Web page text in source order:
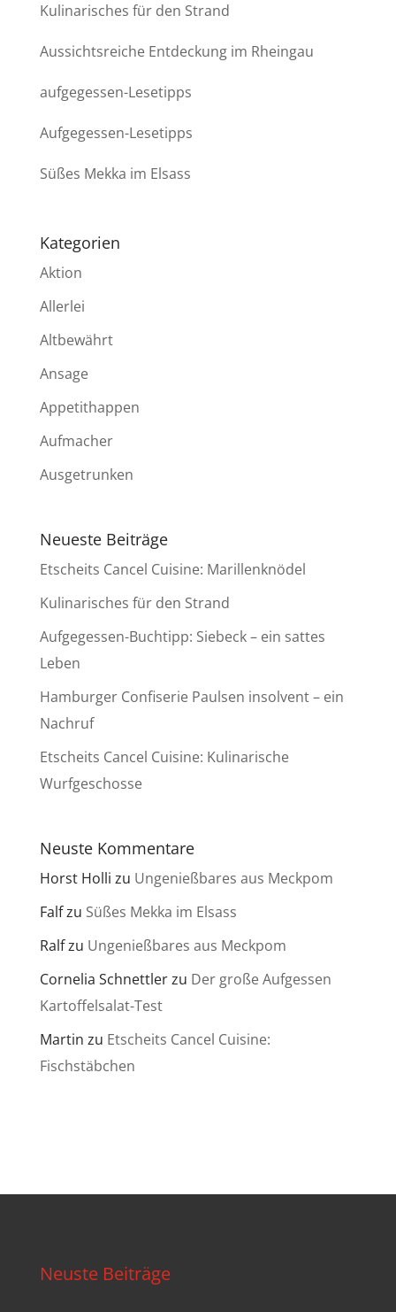
Kulinarisches für den Strand
Aussichtsreiche Entdeckung im Rheingau
aufgegessen-Lesetipps
Aufgegessen-Lesetipps
Süßes Mekka im Elsass
Kategorien
Aktion
Allerlei
Altbewährt
Ansage
Appetithappen
Aufmacher
Ausgetrunken
Neueste Beiträge
Etscheits Cancel Cuisine: Marillenknödel
Kulinarisches für den Strand
Aufgegessen-Buchtipp: Siebeck – ein sattes
Leben
Hamburger Confiserie Paulsen insolvent – ein
Nachruf
Etscheits Cancel Cuisine: Kulinarische
Wurfgeschosse
Neuste Kommentare
Horst Holli zu Ungenießbares aus Meckpom
Falfzu Süßes Mekka im Elsass
Ralfzu Ungenießbares aus Meckpom
Cornelia Schnettlerzu Der große Aufgessen
Kartoffelsalat-Test
Martin zu Etscheits Cancel Cuisine:
Fischstäbchen
Neuste Beiträge